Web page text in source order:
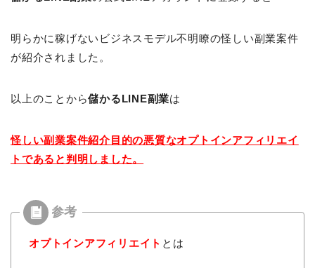
明らかに稼げないビジネスモデル不明瞭の怪しい副業案件
が紹介されました。
以上のことから儲かるLINE副業は
怪しい副業案件紹介目的の悪質なオプトインアフィリエイ
トであると判明しました。
オプトインアフィリエイト とは